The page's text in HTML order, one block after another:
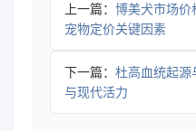
上一篇： 博美犬市场价
宠物定价关键因素
下一篇： 杜高血统起源
与现代活力